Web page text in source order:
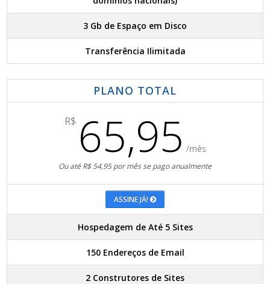
3 Gb de Espaço em Disco
Transferência Ilimitada
PLANO TOTAL
R$ 65,95 /mês
Ou até R$ 54,95 por mês se pago anualmente
ASSINE JÁ!
Hospedagem de Até 5 Sites
150 Endereços de Email
2 Construtores de Sites